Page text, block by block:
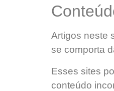
Artigos neste
se comporta
Esses sites
conteúdo